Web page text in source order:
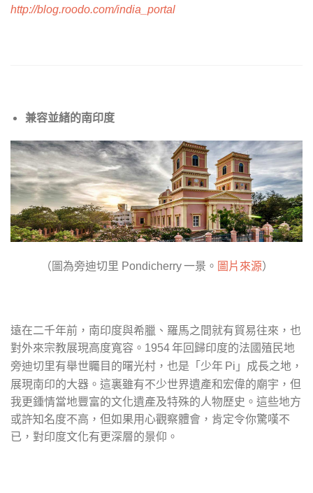
http://blog.roodo.com/india_portal
兼容並緒的南印度
（圖為旁迪切里 Pondicherry一景。 圖片來源）
遠在二千年前，南印度與希臘、羅馬之間就有貿易往來，也
對外來宗教展現高度寬容。 1954年回歸印度的法國殖民地
旁迪切里有舉世矚目的曙光村，也是「少年 Pi 」成長之地，
展現南印的大器。這裏雖有不少世界遺產和宏偉的廟宇，但
我更鍾情當地豐富的文化遺產及特殊的人物歷史。這些地方
或許知名度不高，但如果用心觀察體會，肯定令你驚嘆不
已，對印度文化有更深層的景仰。